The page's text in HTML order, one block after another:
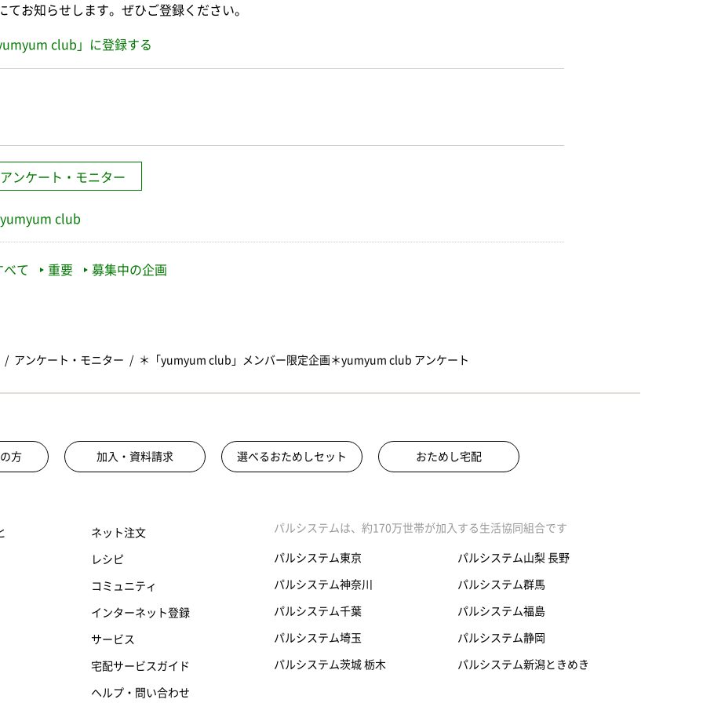
てお知らせします。ぜひご登録ください。
club」に登録する
アンケート・モニター
yumyum club
べて 重要 募集中の企画
アンケート・モニター ＊「yumyum club」メンバー限定企画＊yumyum club アンケート
方 加入・資料請求 選べるおためしセット おためし宅配
ネット注文
レシピ
コミュニティ
インターネット登録
サービス
宅配サービスガイド
ヘルプ・問い合わせ
パルシステムは、約170万世帯が加入する生活協同組合です
パルシステム東京
パルシステム神奈川
パルシステム千葉
パルシステム埼玉
パルシステム茨城 栃木
パルシステム山梨 長野
パルシステム群馬
パルシステム福島
パルシステム静岡
パルシステム新潟ときめき